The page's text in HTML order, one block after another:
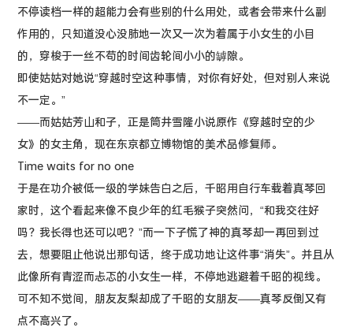
不停读档一样的超能力会有些别的什么用处，或者会带来什么副
作用的，只知道没心没肺地一次又一次为着属于小女生的小目
的，穿梭于一丝不苟的时间齿轮间小小的罅隙。
即使姑姑对她说“穿越时空这种事情，对你有好处，但对别人来说
不一定。”
——而姑姑芳山和子，正是筒井雪隆小说原作《穿越时空的少
女》的女主角，现在东京都立博物馆的美术品修复师。
Time waits for no one
于是在功介被低一级的学妹告白之后，千昭用自行车载着真琴回
家时，这个看起来像不良少年的红毛猴子突然问，“和我交往好
吗？我长得也还可以吧？”而一下子慌了神的真琴却一再回到过
去，想要阻止他说出那句话，终于成功地让这件事“消失”。并且从
此像所有青涩而忐忑的小女生一样，不停地逃避着千昭的视线。
可不知不觉间，朋友友梨却成了千昭的女朋友——真琴反倒又有
点不高兴了。